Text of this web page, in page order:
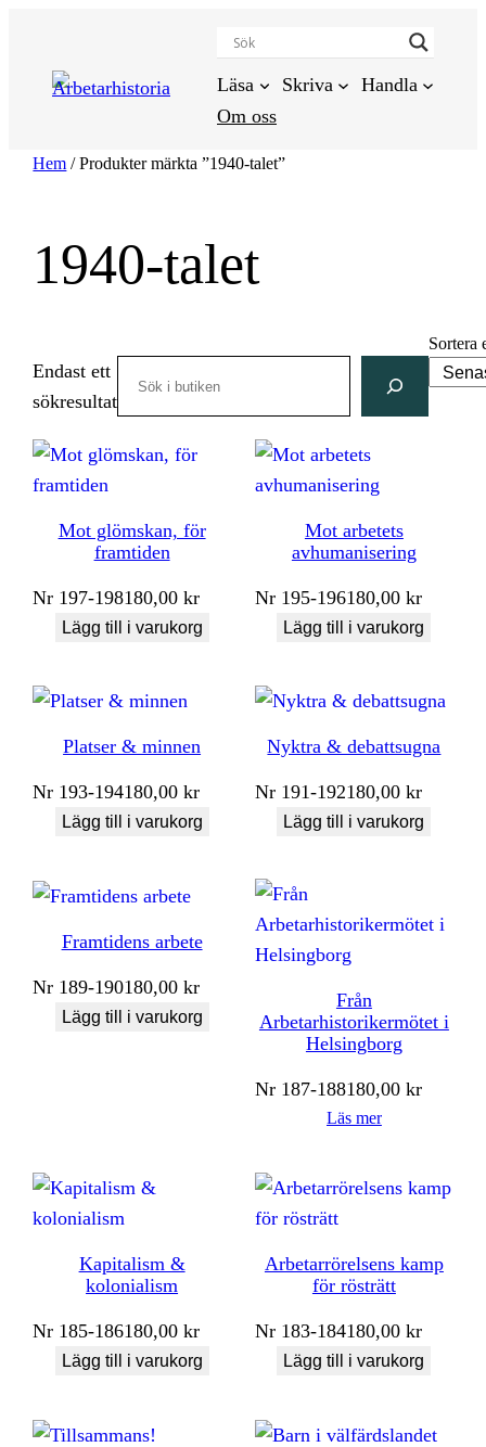
innehåll
Läsa Skriva
Handla
Om oss
Hem / Produkter märkta ”1940-talet”
1940-talet
Endast ett
sökresultat
Sortera
Mot glömskan, för
framtiden
Nr 197-198180,00kr
Lägg till i varukorg
Mot arbetets
avhumanisering
Nr 195-196180,00kr
Lägg till i varukorg
Platser & minnen
Nr 193-194180,00kr
Lägg till i varukorg
Nyktra & debattsugna
Nr 191-192180,00kr
Lägg till i varukorg
Framtidens arbete
Nr 189-190180,00kr
Lägg till i varukorg
Från
Arbetarhistorikermötet i
Helsingborg
Nr 187-188180,00kr
Läs mer
Kapitalism &
kolonialism
Nr 185-186180,00kr
Lägg till i varukorg
Arbetarrörelsens kamp
för rösträtt
Nr 183-184180,00kr
Lägg till i varukorg